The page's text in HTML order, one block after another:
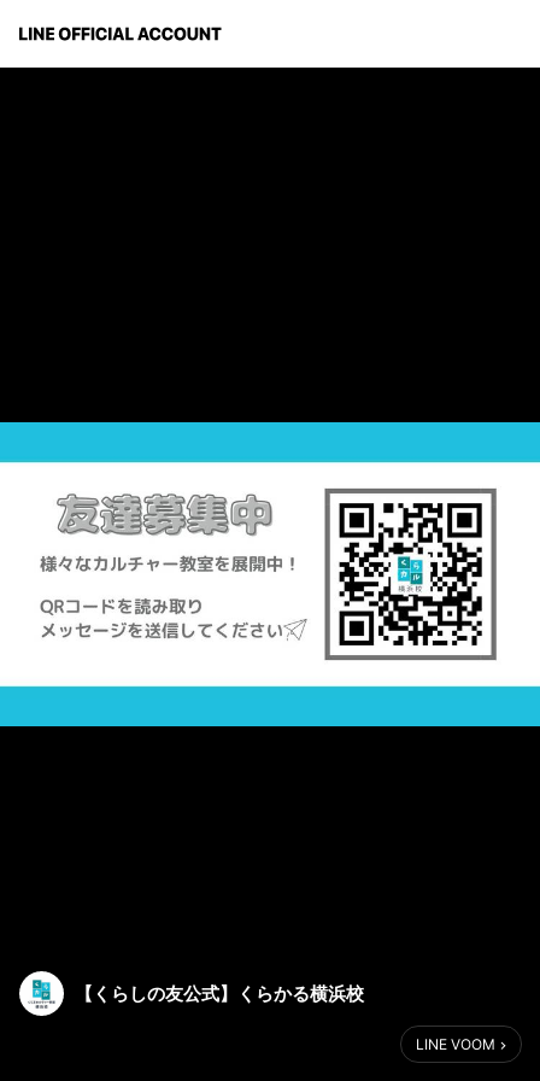
【くらしの友公式】くらかる横浜校
LINE VOOM